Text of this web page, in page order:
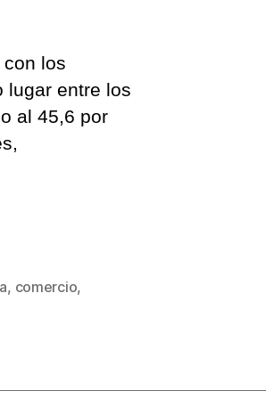
los
lugar entre los
al 45,6 por
, comercio,